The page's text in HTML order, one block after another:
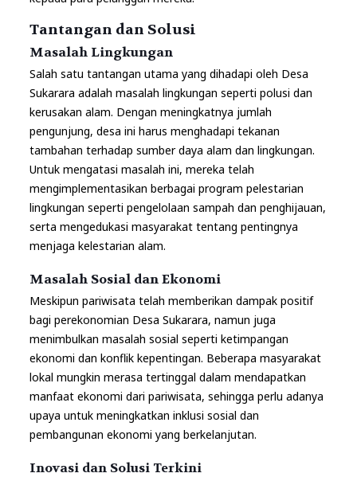
Tantangan dan Solusi
Masalah Lingkungan
Salah satu tantangan utama yang dihadapi oleh Desa
Sukarara adalah masalah lingkungan seperti polusi dan
kerusakan alam. Dengan meningkatnya jumlah
pengunjung, desa ini harus menghadapi tekanan
tambahan terhadap sumber daya alam dan lingkungan.
Untuk mengatasi masalah ini, mereka telah
mengimplementasikan berbagai program pelestarian
lingkungan seperti pengelolaan sampah dan penghijauan,
serta mengedukasi masyarakat tentang pentingnya
menjaga kelestarian alam.
Masalah Sosial dan Ekonomi
Meskipun pariwisata telah memberikan dampak positif
bagi perekonomian Desa Sukarara, namun juga
menimbulkan masalah sosial seperti ketimpangan
ekonomi dan konflik kepentingan. Beberapa masyarakat
lokal mungkin merasa tertinggal dalam mendapatkan
manfaat ekonomi dari pariwisata, sehingga perlu adanya
upaya untuk meningkatkan inklusi sosial dan
pembangunan ekonomi yang berkelanjutan.
Inovasi dan Solusi Terkini